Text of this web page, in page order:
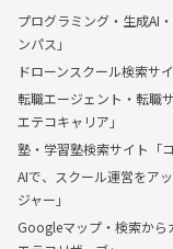
プログラミング・生成AI
ンパス」
ドローンスクール検索サ
転職エージェント・転職
エテコキャリア」
塾・学習塾検索サイト「
AIで、スクール運営をア
ジャー」
Googleマップ・検索から